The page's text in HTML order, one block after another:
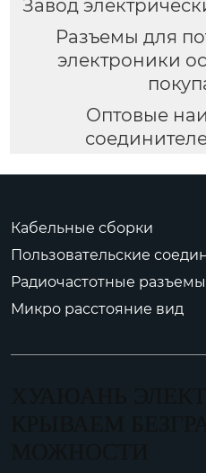
Завод
Разъемы для
электроники
Оптовые
Кабельные сборки
Пользовательские
Радиочастотные разъемы
Микро расстояние вид